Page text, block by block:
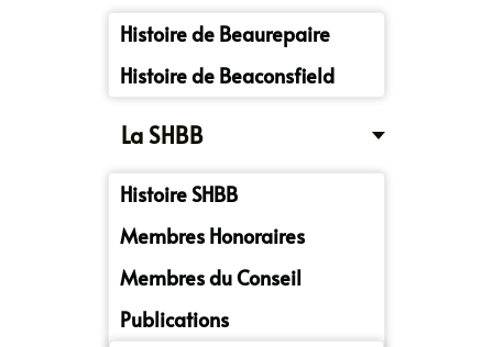
Histoire de Beaurepaire
Histoire de Beaconsfield
La SHBB
Histoire SHBB
Membres Honoraires
Membres du Conseil
Publications